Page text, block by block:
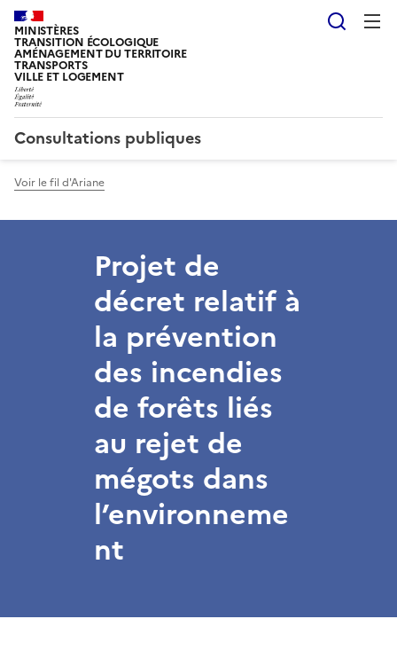
MINISTÈRES
TRANSITION ÉCOLOGIQUE
AMÉNAGEMENT DU TERRITOIRE
TRANSPORTS
VILLE ET LOGEMENT
Consultations publiques
Voir le fil d'Ariane
Projet de
décret relatif à
la prévention
des incendies
de forêts liés
au rejet de
mégots dans
l’environneme
nt